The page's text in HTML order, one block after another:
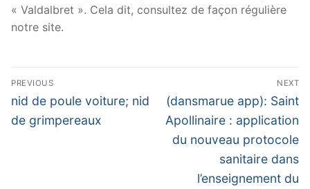
« Valdalbret ». Cela dit, consultez de façon régulière
notre site.
Navigation
de
l’article
PREVIOUS
Previous
post:
nid de poule voiture; nid
de grimpereaux
NEXT
Next
post:
(dansmarue app): Saint
Apollinaire : application
du nouveau protocole
sanitaire dans
l’enseignement du